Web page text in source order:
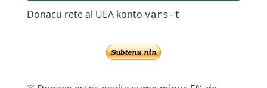
Donacu rete al UEA konto vars-t